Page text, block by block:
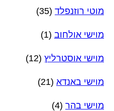
מוטי רוזנפלד (35)
מוישי אולחוב (1)
מוישי אוסטרליץ (12)
מוישי באנדא (21)
מוישי בהר (4)